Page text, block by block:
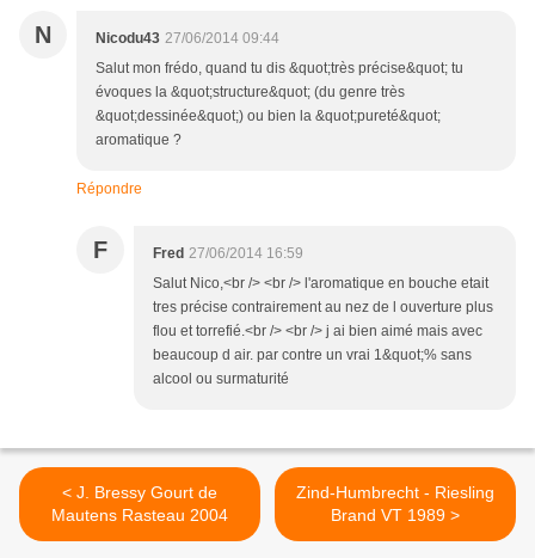
N Nicodu43 27/06/2014 09:44
Salut mon frédo, quand tu dis &quot;très précise&quot; tu
évoques la &quot;structure&quot; (du genre très
&quot;dessinée&quot;) ou bien la &quot;pureté&quot;
aromatique ?
Répondre
F Fred 27/06/2014 16:59
Salut Nico,<br /> <br /> l'aromatique en bouche etait
tres précise contrairement au nez de l ouverture plus
flou et torrefié.<br /> <br /> j ai bien aimé mais avec
beaucoup d air. par contre un vrai 1&quot;% sans
alcool ou surmaturité
< J. Bressy Gourt de
Mautens Rasteau 2004
Zind-Humbrecht - Riesling
Brand VT 1989 >